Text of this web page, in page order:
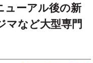
ューアル後の新
マなど大型専門